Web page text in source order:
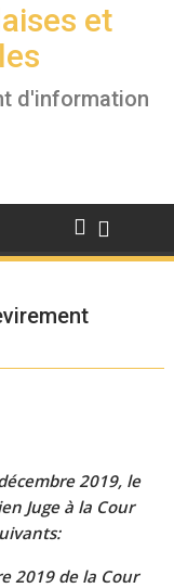
et
d'information
2019, le
Juge à la Cour
2019 de la Cour